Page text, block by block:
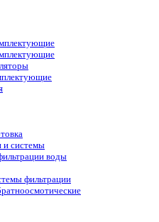
и системы
воды
фильтрации